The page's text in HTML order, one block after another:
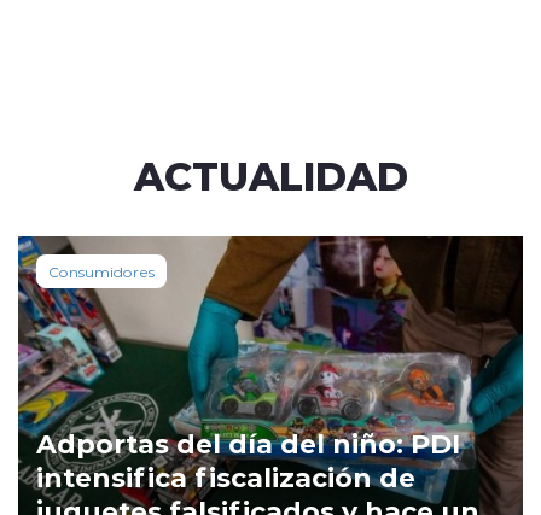
ACTUALIDAD
Consumidores
Adportas del día del niño: PDI
intensifica fiscalización de